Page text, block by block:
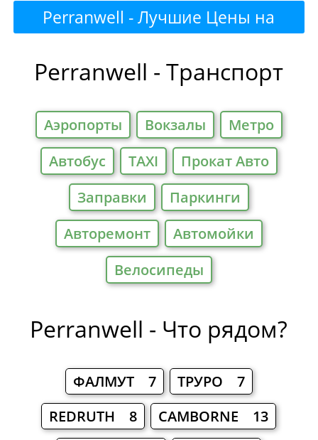
Perranwell - Лучшие Цены на
Perranwell - Транспорт
Аэропорты Вокзалы
Метро
Автобус
TAXI
Прокат Авто
Заправки
Паркинги
Авторемонт
Автомойки
Велосипеды
Perranwell - Что рядом?
ФАЛМУТ 7
ТРУРО 7
REDRUTH 8
CAMBORNE 13